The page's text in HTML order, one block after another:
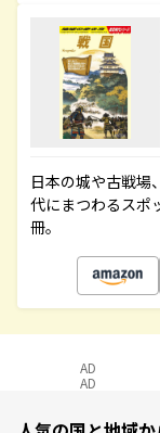
日本の城や古戦場
代にまつわるスポ
冊。
AD
AD